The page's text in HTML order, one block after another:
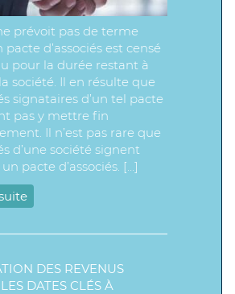
prévoit pas de terme
pacte d’associés est censé
pour la durée restant à
société. Il en résulte que
signataires d’un tel pacte
pas y mettre fin
Il n’est pas rare que
d’une société signent
pacte d’associés. […]
DES REVENUS
DATES CLÉS À